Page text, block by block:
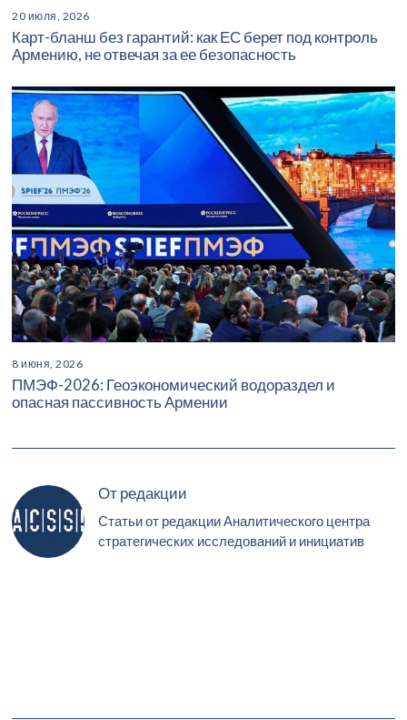
20 июля, 2026
Карт-бланш без гарантий: как ЕС берет под контроль
Армению, не отвечая за ее безопасность
8 июня, 2026
ПМЭФ-2026: Геоэкономический водораздел и
опасная пассивность Армении
От редакции
Статьи от редакции Аналитического центра
стратегических исследований и инициатив